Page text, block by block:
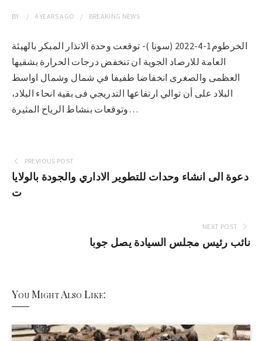
BY 4 YEARSAGO BREAKING NEWS
الخرطوم1-4-2022 (سونا )- توقعت وحدة الانذار المبكر بالهيئة
العامة للارصاد الجوية ان تنخفض درجات الحرارة بشقيها
العظمى والصغرى انخفاضا طفيفا في شمال وشمال اواسط
البلاد على أن توالي ارتفاعها التدريجي فى بقية انحاء البلاد،
وتوقعات بنشاط الرياح المثيرة…
PREVIOUS POST
دعوة الى انشاء وحدات للتطوير الاداري والجودة بالولايا
ت
NEXT POST
نائب رئيس مجلس السيادة يصل جوبا
You Might Also Like: